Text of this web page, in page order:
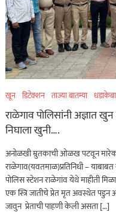
खून डिटेक्शन ताज्या बातम्या
राळेगाव पोलिसांनी अज्ञात
निघाला खुनी….
अनोळखी म्रुतकाची ओळख पटवून
राळेगाव(यवतमाळ)प्रतिनिधी –
पोलिस स्टेशन राळेगांव येथे माहीती
एक स्त्रि जातीचे प्रेत मृत अवस्थेत पडुन
जावुन प्रेताची पाहणी केली असता […]